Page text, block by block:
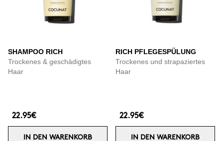
SHAMPOO RICH
Trockenes & geschädigtes
Haar
22.95€
IN DEN WARENKORB
RICH PFLEGESPÜLUNG
Trockenes und strapaziertes
Haar
22.95€
IN DEN WARENKORB